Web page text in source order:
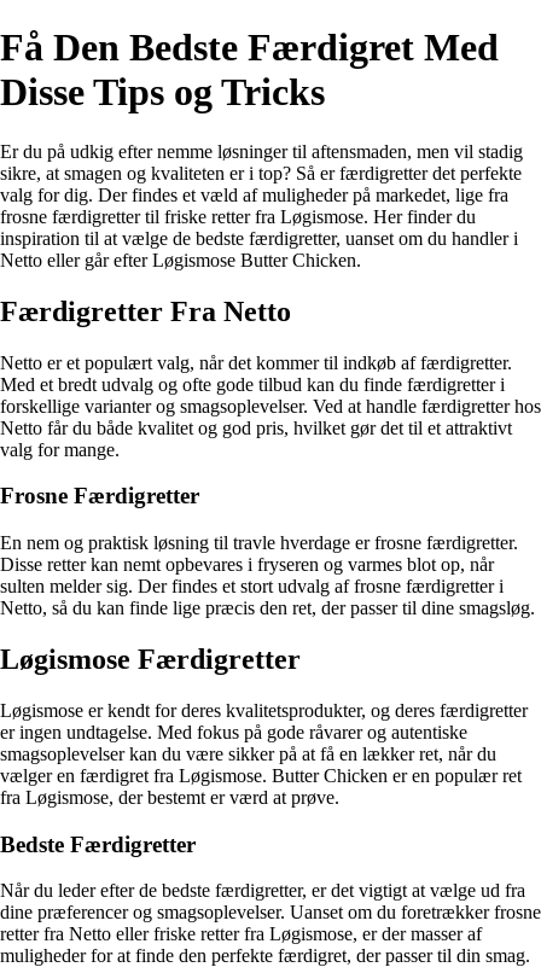
Få Den Bedste Færdigret Med
Disse Tips og Tricks
Er du på udkig efter nemme løsninger til aftensmaden, men vil stadig
sikre, at smagen og kvaliteten er i top? Så er færdigretter det perfekte
valg for dig. Der findes et væld af muligheder på markedet, lige fra
frosne færdigretter til friske retter fra Løgismose. Her finder du
inspiration til at vælge de bedste færdigretter, uanset om du handler i
Netto eller går efter Løgismose Butter Chicken.
Færdigretter Fra Netto
Netto er et populært valg, når det kommer til indkøb af færdigretter.
Med et bredt udvalg og ofte gode tilbud kan du finde færdigretter i
forskellige varianter og smagsoplevelser. Ved at handle færdigretter hos
Netto får du både kvalitet og god pris, hvilket gør det til et attraktivt
valg for mange.
Frosne Færdigretter
En nem og praktisk løsning til travle hverdage er frosne færdigretter.
Disse retter kan nemt opbevares i fryseren og varmes blot op, når
sulten melder sig. Der findes et stort udvalg af frosne færdigretter i
Netto, så du kan finde lige præcis den ret, der passer til dine smagsløg.
Løgismose Færdigretter
Løgismose er kendt for deres kvalitetsprodukter, og deres færdigretter
er ingen undtagelse. Med fokus på gode råvarer og autentiske
smagsoplevelser kan du være sikker på at få en lækker ret, når du
vælger en færdigret fra Løgismose. Butter Chicken er en populær ret
fra Løgismose, der bestemt er værd at prøve.
Bedste Færdigretter
Når du leder efter de bedste færdigretter, er det vigtigt at vælge ud fra
dine præferencer og smagsoplevelser. Uanset om du foretrækker frosne
retter fra Netto eller friske retter fra Løgismose, er der masser af
muligheder for at finde den perfekte færdigret, der passer til din smag.